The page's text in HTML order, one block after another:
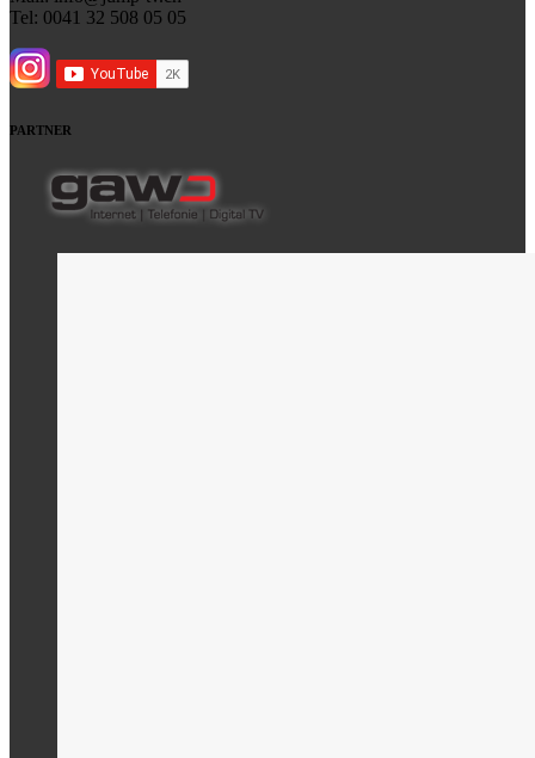
Tel: 0041 32 508 05 05
PARTNER